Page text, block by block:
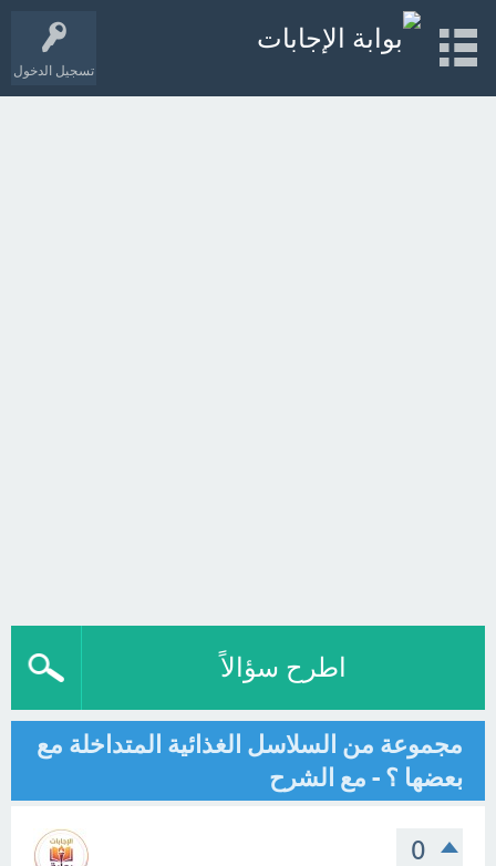
تسجيل الدخول
اطرح سؤالاً
مجموعة من السلاسل الغذائية المتداخلة مع
بعضها ؟ - مع الشرح
0